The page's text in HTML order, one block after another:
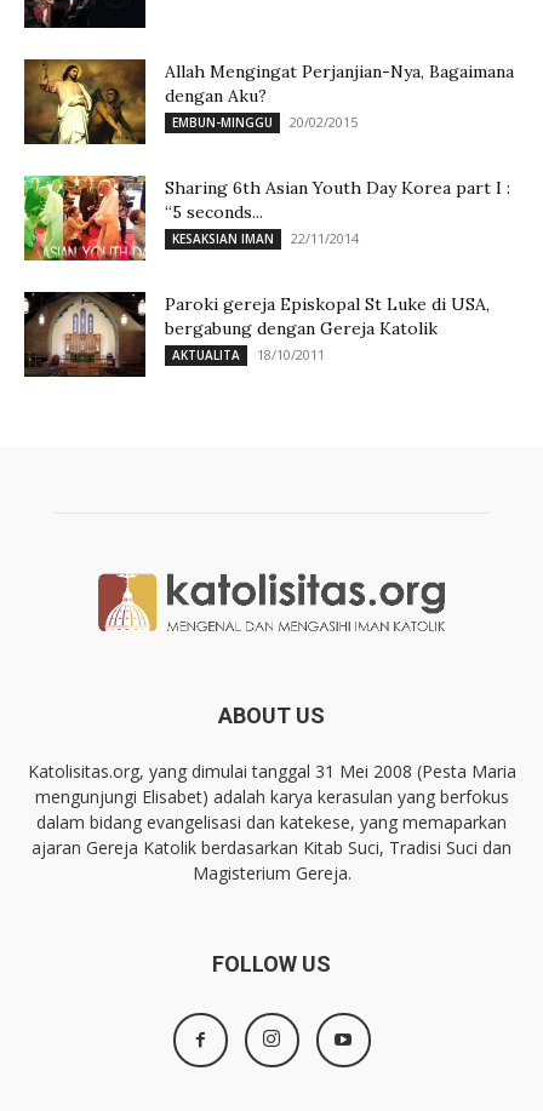
Allah Mengingat Perjanjian-Nya, Bagaimana
dengan Aku?
EMBUN-MINGGU 20/02/2015
Sharing 6th Asian Youth Day Korea part I :
“5 seconds...
KESAKSIAN IMAN 22/11/2014
Paroki gereja Episkopal St Luke di USA,
bergabung dengan Gereja Katolik
AKTUALITA 18/10/2011
ABOUT US
Katolisitas.org, yang dimulai tanggal 31 Mei 2008 (Pesta Maria
mengunjungi Elisabet) adalah karya kerasulan yang berfokus
dalam bidang evangelisasi dan katekese, yang memaparkan
ajaran Gereja Katolik berdasarkan Kitab Suci, Tradisi Suci dan
Magisterium Gereja.
FOLLOW US